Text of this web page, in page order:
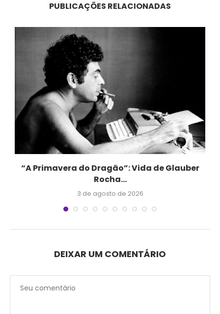
PUBLICAÇÕES RELACIONADAS
“A Primavera do Dragão”: Vida de Glauber
Rocha...
3 de agosto de 2026
DEIXAR UM COMENTÁRIO